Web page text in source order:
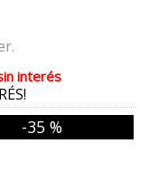
interés
-35 %